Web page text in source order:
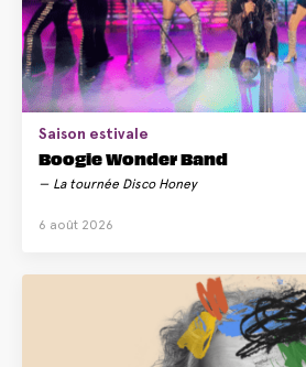
Saison estivale
Boogie Wonder Band
La tournée Disco Honey
6 août 2026